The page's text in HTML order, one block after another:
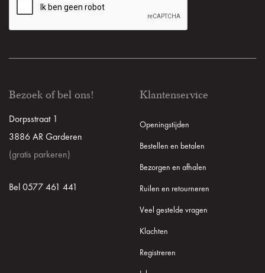
Bezoek of bel ons!
Dorpsstraat 1
3886 AR Garderen
(gratis parkeren)
Bel 0577 461 441
Klantenservice
Openingstijden
Bestellen en betalen
Bezorgen en afhalen
Ruilen en retourneren
Veel gestelde vragen
Klachten
Registreren